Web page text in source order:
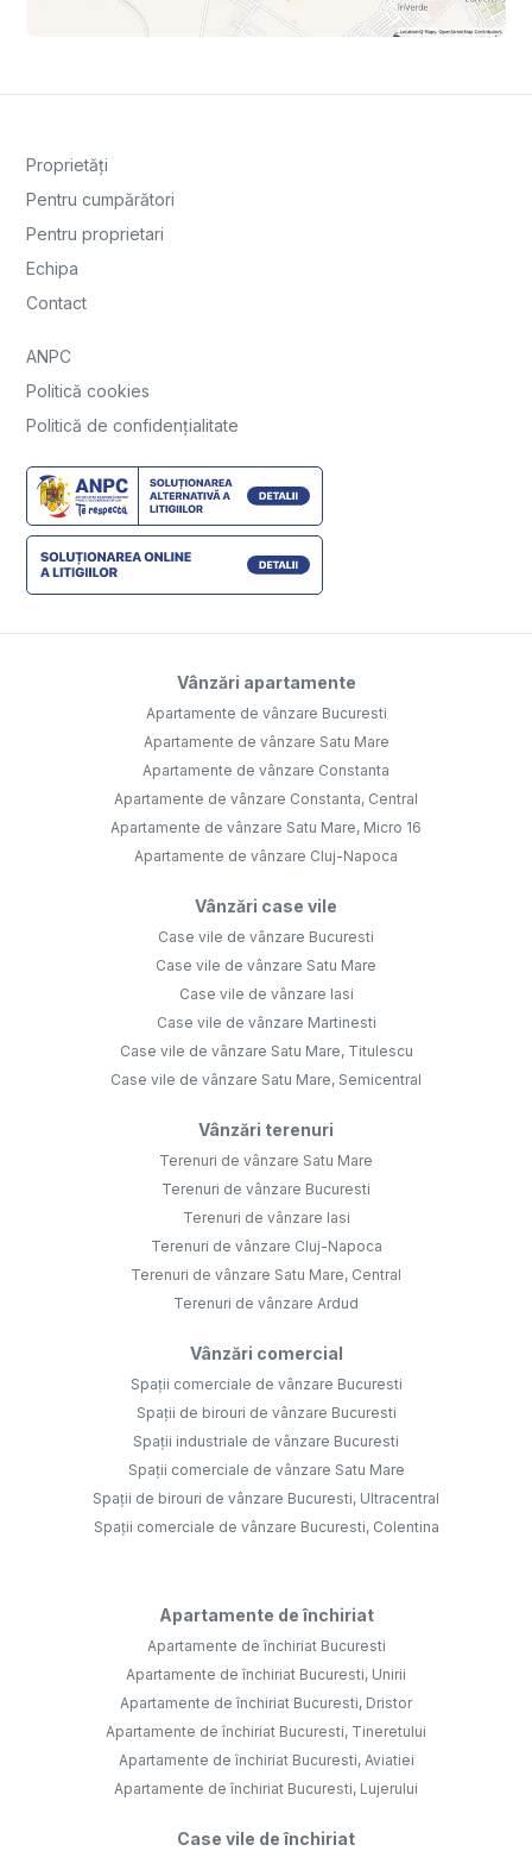
Proprietăți
Pentru cumpărători
Pentru proprietari
Echipa
Contact
ANPC
Politică cookies
Politică de confidențialitate
Vânzări apartamente
Apartamente de vânzare Bucuresti
Apartamente de vânzare Satu Mare
Apartamente de vânzare Constanta
Apartamente de vânzare Constanta, Central
Apartamente de vânzare Satu Mare, Micro 16
Apartamente de vânzare Cluj-Napoca
Vânzări case vile
Case vile de vânzare Bucuresti
Case vile de vânzare Satu Mare
Case vile de vânzare Iasi
Case vile de vânzare Martinesti
Case vile de vânzare Satu Mare, Titulescu
Case vile de vânzare Satu Mare, Semicentral
Vânzări terenuri
Terenuri de vânzare Satu Mare
Terenuri de vânzare Bucuresti
Terenuri de vânzare Iasi
Terenuri de vânzare Cluj-Napoca
Terenuri de vânzare Satu Mare, Central
Terenuri de vânzare Ardud
Vânzări comercial
Spații comerciale de vânzare Bucuresti
Spații de birouri de vânzare Bucuresti
Spații industriale de vânzare Bucuresti
Spații comerciale de vânzare Satu Mare
Spații de birouri de vânzare Bucuresti, Ultracentral
Spații comerciale de vânzare Bucuresti, Colentina
Apartamente de închiriat
Apartamente de închiriat Bucuresti
Apartamente de închiriat Bucuresti, Unirii
Apartamente de închiriat Bucuresti, Dristor
Apartamente de închiriat Bucuresti, Tineretului
Apartamente de închiriat Bucuresti, Aviatiei
Apartamente de închiriat Bucuresti, Lujerului
Case vile de închiriat